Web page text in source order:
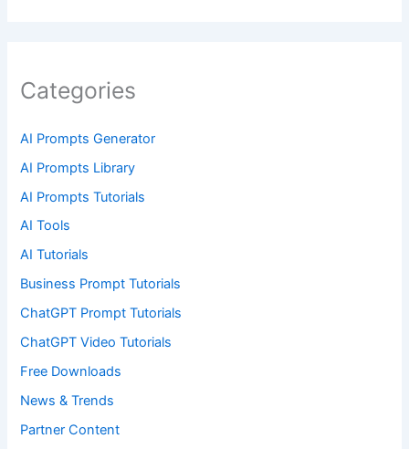
Categories
AI Prompts Generator
AI Prompts Library
AI Prompts Tutorials
AI Tools
AI Tutorials
Business Prompt Tutorials
ChatGPT Prompt Tutorials
ChatGPT Video Tutorials
Free Downloads
News & Trends
Partner Content